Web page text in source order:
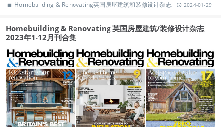
Homebuilding & Renovating英国房屋建筑和装修设计杂志 2024-01-29
Homebuilding & Renovating 英国房屋建筑/装修设计杂志
2023年1-12月刊合集